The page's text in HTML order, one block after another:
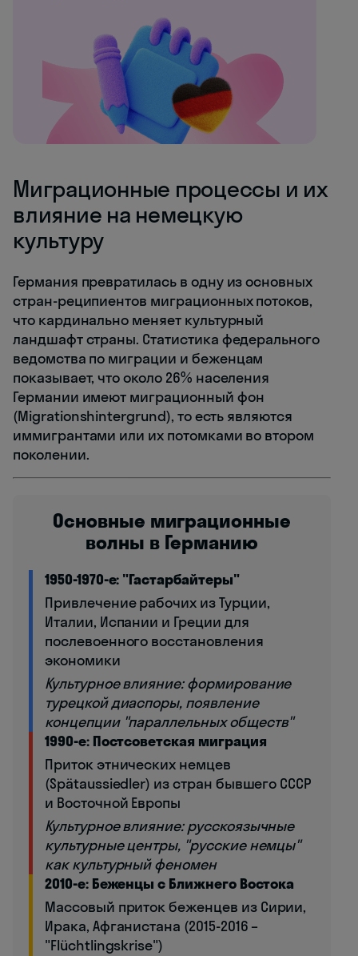
Миграционные процессы и их
влияние на немецкую
культуру
Германия превратилась в одну из основных
стран-реципиентов миграционных потоков,
что кардинально меняет культурный
ландшафт страны. Статистика федерального
ведомства по миграции и беженцам
показывает, что около 26% населения
Германии имеют миграционный фон
(Migrationshintergrund), то есть являются
иммигрантами или их потомками во втором
поколении.
Основные миграционные
волны в Германию
1950-1970-е: "Гастарбайтеры"
Привлечение рабочих из Турции,
Италии, Испании и Греции для
послевоенного восстановления
экономики
Культурное влияние: формирование
турецкой диаспоры, появление
концепции "параллельных обществ"
1990-е: Постсоветская миграция
Приток этнических немцев
(Spätaussiedler) из стран бывшего СССР
и Восточной Европы
Культурное влияние: русскоязычные
культурные центры, "русские немцы"
как культурный феномен
2010-е: Беженцы с Ближнего Востока
Массовый приток беженцев из Сирии,
Ирака, Афганистана (2015-2016 –
"Flüchtlingskrise")